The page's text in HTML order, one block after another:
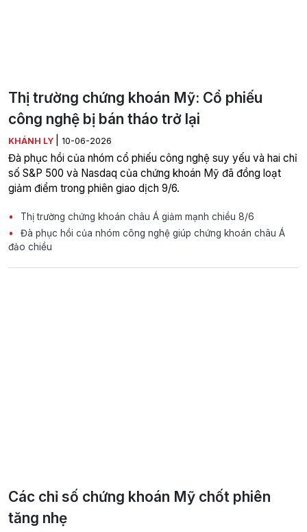
Thị trường chứng khoán Mỹ: Cổ phiếu
công nghệ bị bán tháo trở lại
KHÁNH LY 10-06-2026
Đà phục hồi của nhóm cổ phiếu công nghệ suy yếu và hai chỉ
số S&P 500 và Nasdaq của chứng khoán Mỹ đã đồng loạt
giảm điểm trong phiên giao dịch 9/6.
Thị trường chứng khoán châu Á giảm mạnh chiều 8/6
Đà phục hồi của nhóm công nghệ giúp chứng khoán châu Á
đảo chiều
Các chỉ số chứng khoán Mỹ chốt phiên
tăng nhẹ